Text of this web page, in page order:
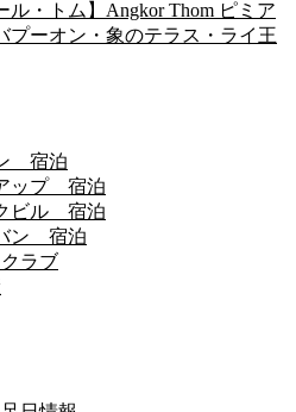
ル・トム】Angkor Thom ピミア
プーオン・象のテラス・ライ王
宿泊
ップ 宿泊
ビル 宿泊
ン 宿泊
ラブ